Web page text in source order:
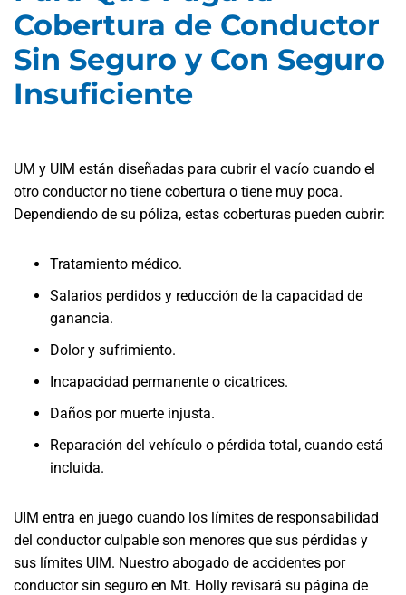
Cobertura de Conductor
Sin Seguro y Con Seguro
Insuficiente
UM y UIM están diseñadas para cubrir el vacío cuando el
otro conductor no tiene cobertura o tiene muy poca.
Dependiendo de su póliza, estas coberturas pueden cubrir:
Tratamiento médico.
Salarios perdidos y reducción de la capacidad de
ganancia.
Dolor y sufrimiento.
Incapacidad permanente o cicatrices.
Daños por muerte injusta.
Reparación del vehículo o pérdida total, cuando está
incluida.
UIM entra en juego cuando los límites de responsabilidad
del conductor culpable son menores que sus pérdidas y
sus límites UIM. Nuestro abogado de accidentes por
conductor sin seguro en Mt. Holly revisará su página de